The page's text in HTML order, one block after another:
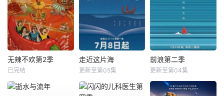
无辣不欢第2季
已完结
走近这片海
更新至第05集
前浪第二季
更新至第04集